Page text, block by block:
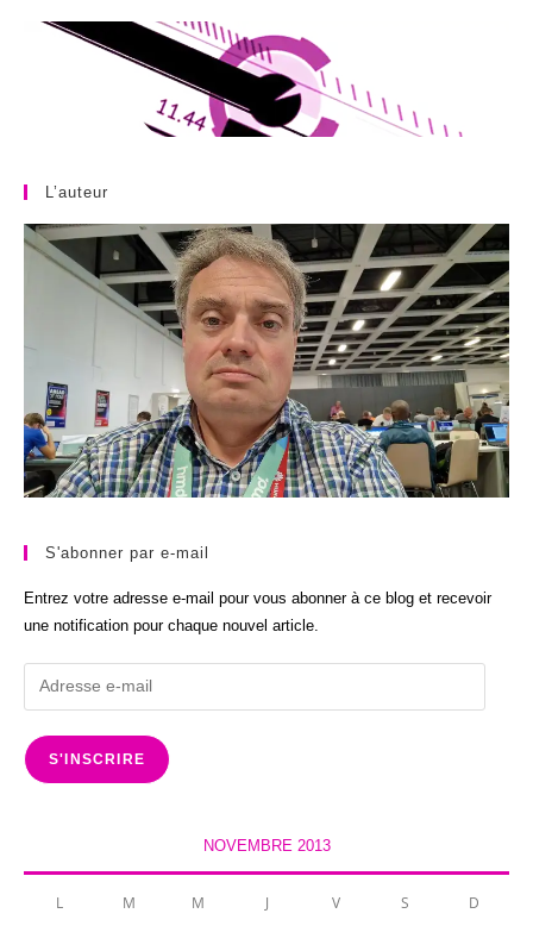
L’auteur
S'abonner par e-mail
Entrez votre adresse e-mail pour vous abonner à ce blog et recevoir
une notification pour chaque nouvel article.
Adresse
e-
mail
S'INSCRIRE
NOVEMBRE 2013
L M M J V S D